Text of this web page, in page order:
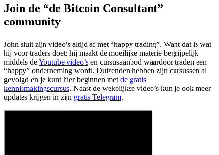
Join de “de Bitcoin Consultant”
community
John sluit zijn video’s altijd af met “happy trading”. Want dat is wat
hij voor traders doet: hij maakt de moeilijke materie begrijpelijk
middels deYoutube video’s en cursusaanbod waardoor traden een
“happy” onderneming wordt. Duizenden hebben zijn cursussen al
gevolgd en je kunt hier beginnen met de gratis
kennismakingscursus. Naast de wekelijkse video’s kun je ook meer
updates krijgen in zijn gratis Telegram.